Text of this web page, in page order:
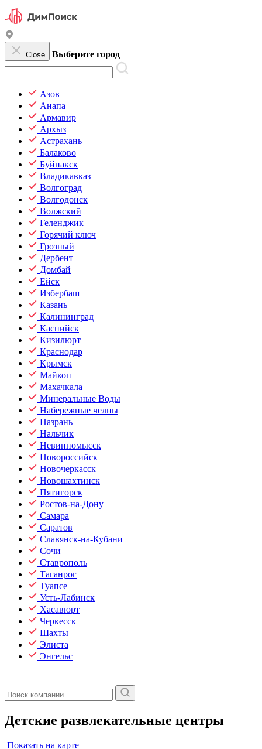
Close Выберите город
Азов
Анапа
Армавир
Архыз
Астрахань
Балаково
Буйнакск
Владикавказ
Волгоград
Волгодонск
Волжский
Геленджик
Горячий ключ
Грозный
Дербент
Домбай
Ейск
Избербаш
Казань
Калининград
Каспийск
Кизилюрт
Краснодар
Крымск
Майкоп
Махачкала
Минеральные Воды
Набережные челны
Назрань
Нальчик
Невинномысск
Новороссийск
Новочеркасск
Новошахтинск
Пятигорск
Ростов-на-Дону
Самара
Саратов
Славянск-на-Кубани
Сочи
Ставрополь
Таганрог
Туапсе
Усть-Лабинск
Хасавюрт
Черкесск
Шахты
Элиста
Энгельс
Детские развлекательные центры
Показать на карте